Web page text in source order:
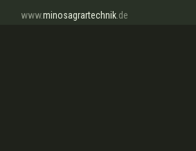
www.minosagrartechnik .de